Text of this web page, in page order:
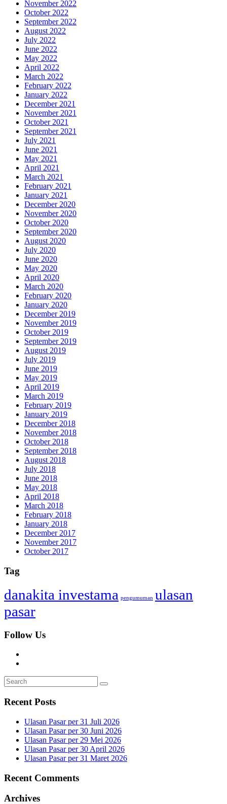
November 2022
October 2022
September 2022
August 2022
July 2022
June 2022
May 2022
April 2022
March 2022
February 2022
January 2022
December 2021
November 2021
October 2021
September 2021
July 2021
June 2021
May 2021
April 2021
March 2021
February 2021
January 2021
December 2020
November 2020
October 2020
September 2020
August 2020
July 2020
June 2020
May 2020
April 2020
March 2020
February 2020
January 2020
December 2019
November 2019
October 2019
September 2019
August 2019
July 2019
June 2019
May 2019
April 2019
March 2019
February 2019
January 2019
December 2018
November 2018
October 2018
September 2018
August 2018
July 2018
June 2018
May 2018
April 2018
March 2018
February 2018
January 2018
December 2017
November 2017
October 2017
Tag
danakita investama pengumuman ulasan
pasar
Follow Us
Recent Posts
Ulasan Pasar per 31 Juli 2026
Ulasan Pasar per 30 Juni 2026
Ulasan Pasar per 29 Mei 2026
Ulasan Pasar per 30 April 2026
Ulasan Pasar per 31 Maret 2026
Recent Comments
Archives